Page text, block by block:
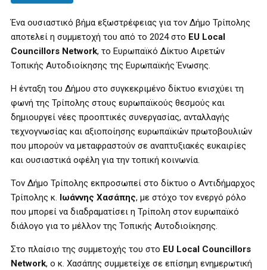
Ένα ουσιαστικό βήμα εξωστρέφειας για τον Δήμο Τρίπολης
αποτελεί η συμμετοχή του από το 2024 στο EU Local
Councillors Network, το Ευρωπαϊκό Δίκτυο Αιρετών
Τοπικής Αυτοδιοίκησης της Ευρωπαϊκής Ένωσης.
Η ένταξη του Δήμου στο συγκεκριμένο δίκτυο ενισχύει τη
φωνή της Τρίπολης στους ευρωπαϊκούς θεσμούς και
δημιουργεί νέες προοπτικές συνεργασίας, ανταλλαγής
τεχνογνωσίας και αξιοποίησης ευρωπαϊκών πρωτοβουλιών
που μπορούν να μεταφραστούν σε αναπτυξιακές ευκαιρίες
και ουσιαστικά οφέλη για την τοπική κοινωνία.
Τον Δήμο Τρίπολης εκπροσωπεί στο δίκτυο ο Αντιδήμαρχος
Τρίπολης κ. Ιωάννης Χασάπης, με στόχο τον ενεργό ρόλο
που μπορεί να διαδραματίσει η Τρίπολη στον ευρωπαϊκό
διάλογο για το μέλλον της Τοπικής Αυτοδιοίκησης.
Στο πλαίσιο της συμμετοχής του στο EU Local Councillors
Network, ο κ. Χασάπης συμμετείχε σε επίσημη ενημερωτική